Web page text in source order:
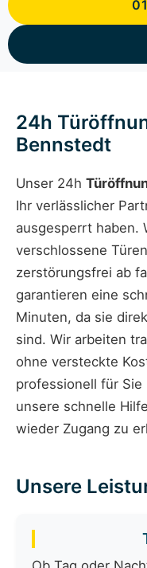
24h
Bennstedt
Unser 24h
Ihr verlässlicher
ausgesperrt haben.
verschlossene
zerstörungsfrei ab
garantieren eine
Minuten, da sie
sind. Wir arbeiten
ohne versteckte
professionell für Sie
unsere schnelle
wieder Zugang zu
Unsere